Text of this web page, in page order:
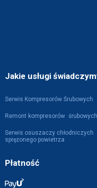
Jakie usługi
Serwis Kompresorów Śrubowych
Remont kompresorów śrubowych
Serwis osuszaczy chłodniczych
sprężonego powietrza
Płatność